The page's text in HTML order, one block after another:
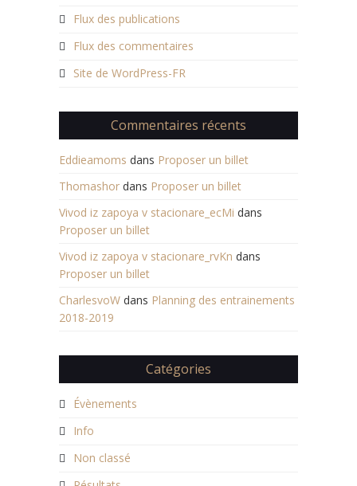
Flux des publications
Flux des commentaires
Site de WordPress-FR
Commentaires récents
Eddieamoms dans Proposer un billet
Thomashor dans Proposer un billet
Vivod iz zapoya v stacionare_ecMi dans
Proposer un billet
Vivod iz zapoya v stacionare_rvKn dans
Proposer un billet
CharlesvoW dans Planning des entrainements
2018-2019
Catégories
Évènements
Info
Non classé